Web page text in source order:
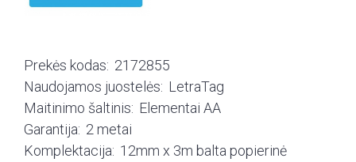
Prekės kodas: 2172855
Naudojamos juostelės: LetraTag
Maitinimo šaltinis: Elementai AA
Garantija: 2 metai
Komplektacija: 12mm x 3m balta popierinė